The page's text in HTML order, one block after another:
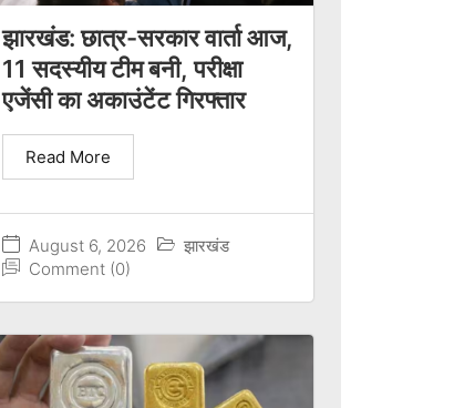
झारखंड: छात्र-सरकार वार्ता आज,
11 सदस्यीय टीम बनी, परीक्षा
एजेंसी का अकाउंटेंट गिरफ्तार
August 6, 2026
झारखंड
Comment (0)
Read More